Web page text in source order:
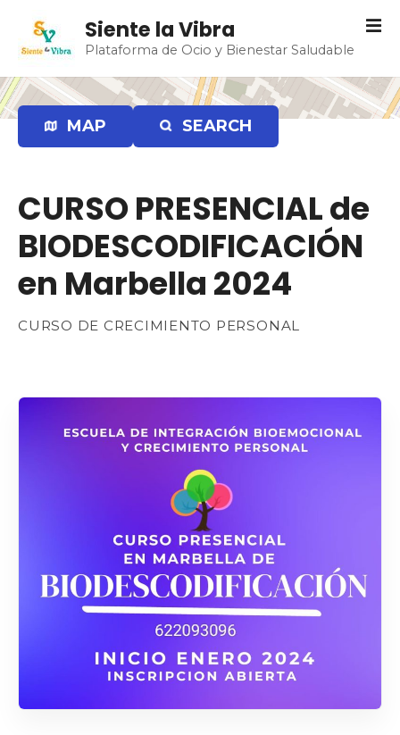
t
a
r
Siente la Vibra
Plataforma de Ocio y Bienestar Saludable
MAP SEARCH
CURSO PRESENCIAL de
BIODESCODIFICACIÓN
en Marbella 2024
CURSO DE CRECIMIENTO PERSONAL